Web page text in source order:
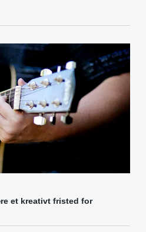
et kreativt fristed for